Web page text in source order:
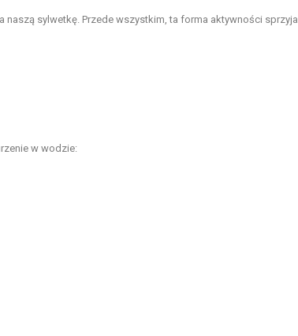
naszą sylwetkę. Przede wszystkim, ta forma aktywności sprzyja
w wodzie: